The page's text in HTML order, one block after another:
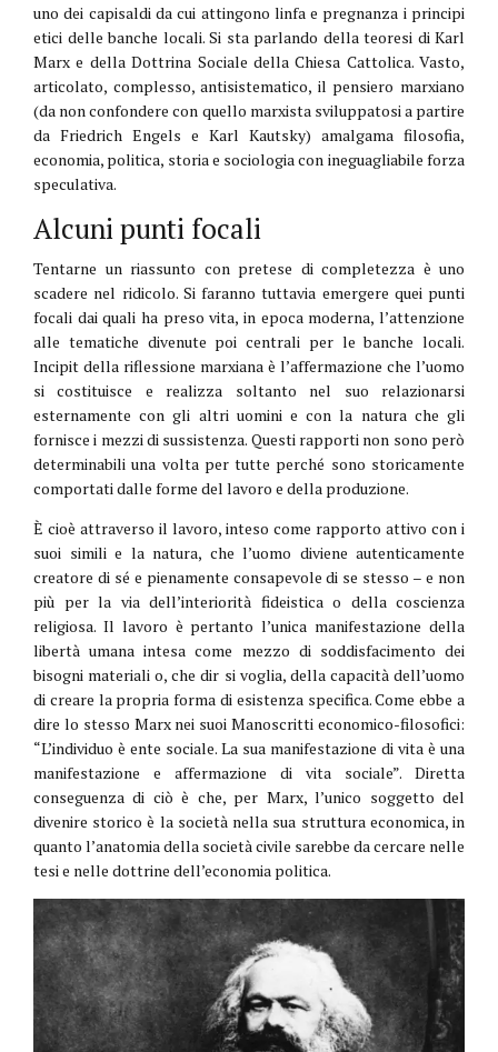
uno dei capisaldi da cui attingono linfa e pregnanza i principi
etici delle banche locali. Si sta parlando della teoresi di Karl
Marx e della Dottrina Sociale della Chiesa Cattolica. Vasto,
articolato, complesso, antisistematico, il pensiero marxiano
(da non confondere con quello marxista sviluppatosi a partire
da Friedrich Engels e Karl Kautsky) amalgama filosofia,
economia, politica, storia e sociologia con ineguagliabile forza
speculativa.
Alcuni punti focali
Tentarne un riassunto con pretese di completezza è uno
scadere nel ridicolo. Si faranno tuttavia emergere quei punti
focali dai quali ha preso vita, in epoca moderna, l’attenzione
alle tematiche divenute poi centrali per le banche locali.
Incipit della riflessione marxiana è l’affermazione che l’uomo
si costituisce e realizza soltanto nel suo relazionarsi
esternamente con gli altri uomini e con la natura che gli
fornisce i mezzi di sussistenza. Questi rapporti non sono però
determinabili una volta per tutte perché sono storicamente
comportati dalle forme del lavoro e della produzione.
È cioè attraverso il lavoro, inteso come rapporto attivo con i
suoi simili e la natura, che l’uomo diviene autenticamente
creatore di sé e pienamente consapevole di se stesso – e non
più per la via dell’interiorità fideistica o della coscienza
religiosa. Il lavoro è pertanto l’unica manifestazione della
libertà umana intesa come mezzo di soddisfacimento dei
bisogni materiali o, che dir si voglia, della capacità dell’uomo
di creare la propria forma di esistenza specifica. Come ebbe a
dire lo stesso Marx nei suoi Manoscritti economico-filosofici:
“L’individuo è ente sociale. La sua manifestazione di vita è una
manifestazione e affermazione di vita sociale”. Diretta
conseguenza di ciò è che, per Marx, l’unico soggetto del
divenire storico è la società nella sua struttura economica, in
quanto l’anatomia della società civile sarebbe da cercare nelle
tesi e nelle dottrine dell’economia politica.